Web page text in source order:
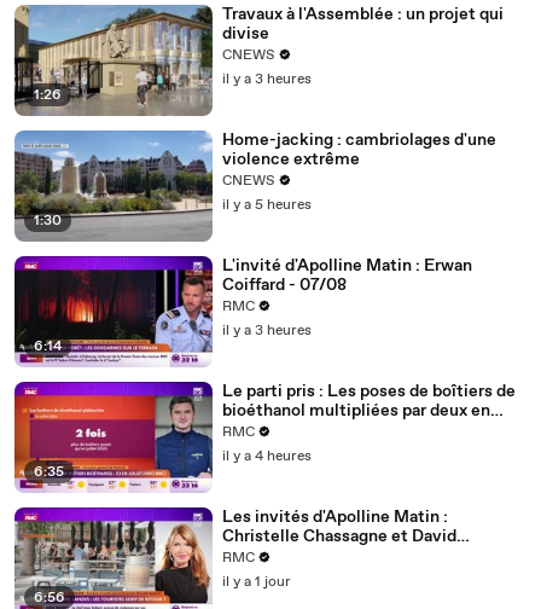
1:26
Travaux à l'Assemblée : un projet qui
divise
CNEWS
il y a 3 heures
1:30
Home-jacking : cambriolages d'une
violence extrême
CNEWS
il y a 5 heures
6:14
L'invité d'Apolline Matin : Erwan
Coiffard - 07/08
RMC
il y a 3 heures
6:35
Le parti pris : Les poses de boîtiers de
bioéthanol multipliées par deux en
juillet (info RMC) - 07/08
RMC
il y a 4 heures
6:56
Les invités d'Apolline Matin :
Christelle Chassagne et David
Lafforgue - 06/08
RMC
il y a 1 jour